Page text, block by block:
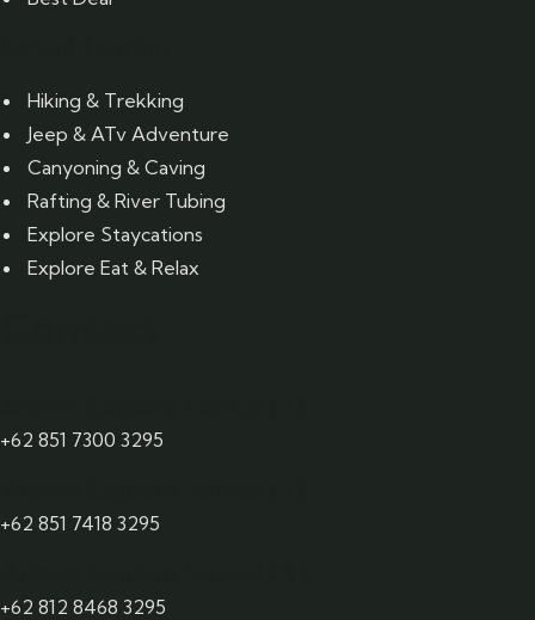
Hiking & Trekking
Jeep & ATv Adventure
Canyoning & Caving
Rafting & River Tubing
Explore Staycations
Explore Eat & Relax
+62 851 7300 3295
+62 851 7418 3295
+62 812 8468 3295